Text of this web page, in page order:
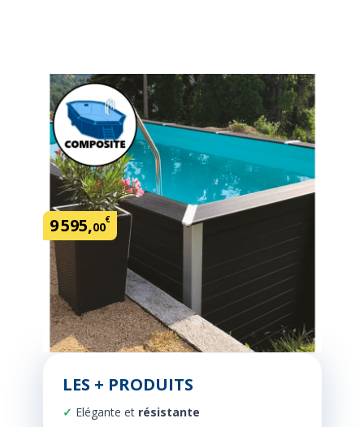
Kit Composite 6,31 x 3,66 x 1,30 m
SKU: LB631966
9595,00€
Demander un devis
LES + PRODUITS
Elégante etrésistante